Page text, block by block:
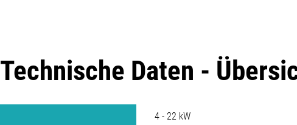
Technische Daten -
4 - 22 kW